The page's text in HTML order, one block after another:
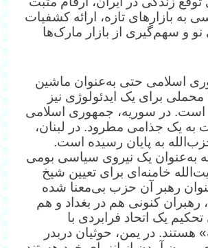
به بازارهای تازه، ارائه کشفیات
و سهم‌گیری از بازار مارک‌ها
اسلامی حتی به‌عنوان ماشین
محملی برای یک ایدئولوژی نیز
در سوریه، جمهوری اسلامی
به یک جذامی مطرود. در لبنان،
به پایان رسیده است.
به‌عنوان یک نیروی سیاسی بومی
خامنه‌ای برای تعیین شیخ
رهبر آن حزب بی‌معنا شده
کنونی هم در بغداد و هم
تحکیم یک اتحاد فرابردی با
در یمن، حوثیان دربدر